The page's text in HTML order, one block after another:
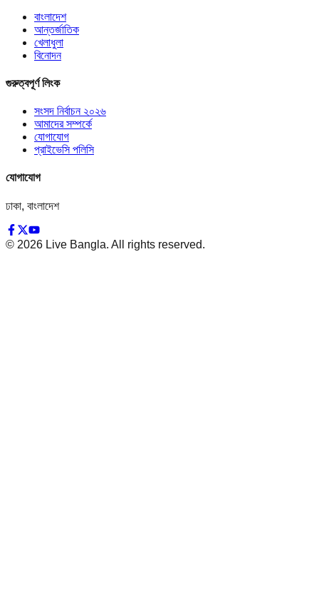
বাংলাদেশ
আন্তর্জাতিক
খেলাধুলা
বিনোদন
গুরুত্বপূর্ণ লিংক
সংসদ নির্বাচন ২০২৬
আমাদের সম্পর্কে
যোগাযোগ
প্রাইভেসি পলিসি
যোগাযোগ
ঢাকা, বাংলাদেশ
© 2026 Live Bangla. All rights reserved.